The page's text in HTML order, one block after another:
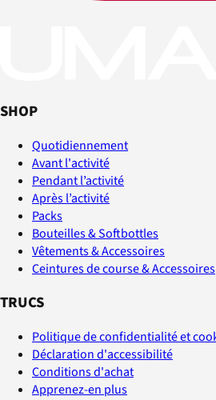
SHOP
Quotidiennement
Avant l'activité
Pendant l’activité
Après l’activité
Packs
Bouteilles & Softbottles
Vêtements & Accessoires
Ceintures de course & Accessoires
TRUCS
Politique de confidentialité et
Déclaration d'accessibilité
Conditions d'achat
Apprenez-en plus